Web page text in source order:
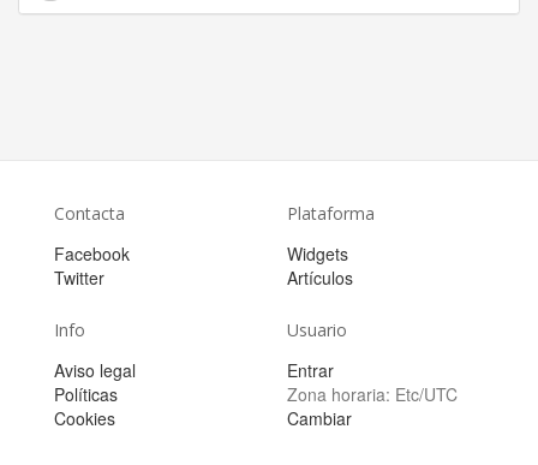
Contacta
Facebook
Twitter
Plataforma
Widgets
Artículos
Info
Aviso legal
Políticas
Cookies
Usuario
Entrar
Zona horaria: Etc/UTC
Cambiar